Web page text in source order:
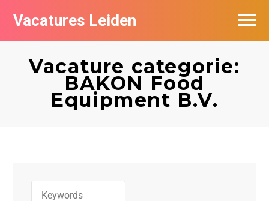
Vacatures Leiden
Vacature categorie:
BAKON Food
Equipment B.V.
Vacatures per bedrijf
De populairste vacatures in Leiden
Nieuwsbrief feed